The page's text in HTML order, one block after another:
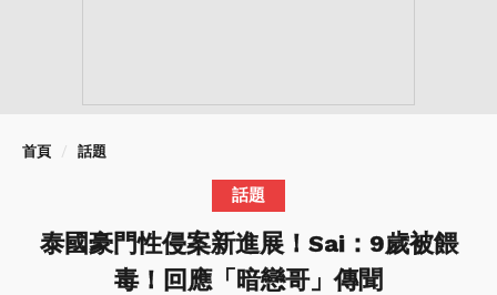
首頁 話題
話題
泰國豪門性侵案新進展！Sai：9歲被餵
毒！回應「暗戀哥」傳聞